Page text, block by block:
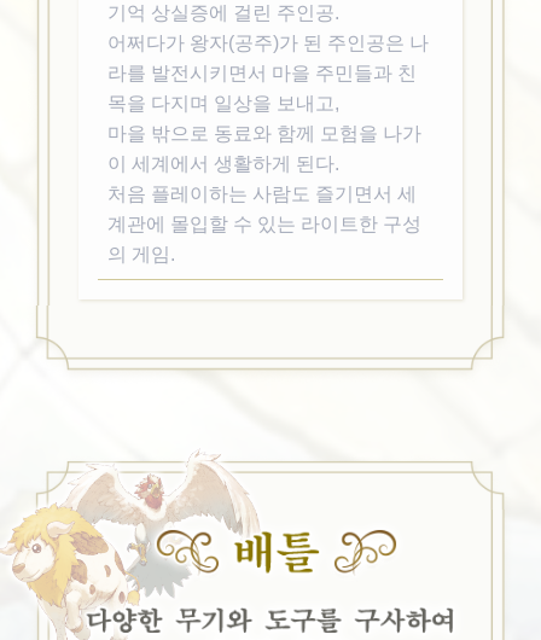
기억 상실증에 걸린 주인공.
어쩌다가 왕자(공주)가 된 주인공은 나
라를 발전시키면서 마을 주민들과 친
목을 다지며 일상을 보내고,
마을 밖으로 동료와 함께 모험을 나가
이 세계에서 생활하게 된다.
처음 플레이하는 사람도 즐기면서 세
계관에 몰입할 수 있는 라이트한 구성
의 게임.